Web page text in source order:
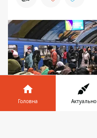
Головна Актуально